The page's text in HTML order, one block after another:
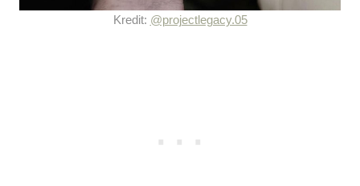
Kredit: @projectlegacy.05